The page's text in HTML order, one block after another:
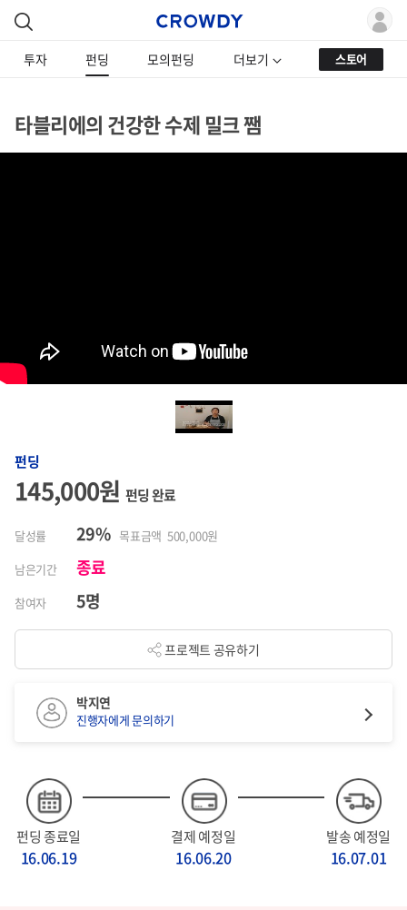
투자 펀딩 모의펀딩 더보기 스토어
타블리에의 건강한 수제 밀크 쨈
펀딩
145,000원 펀딩 완료
달성률 29% 목표금액 500,000원
남은기간
종료
참여자 5명
프로젝트 공유하기
펀딩 종료일
16.06.19
결제 예정일
16.06.20
발송 예정일
16.07.01
박지연
진행자에게 문의하기